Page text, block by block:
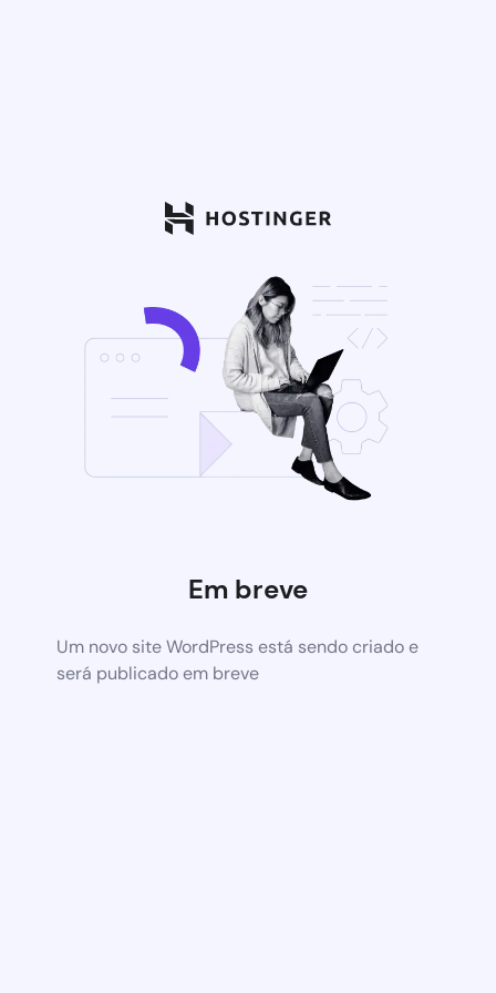
Em breve
Um novo site WordPress está sendo criado e
será publicado em breve